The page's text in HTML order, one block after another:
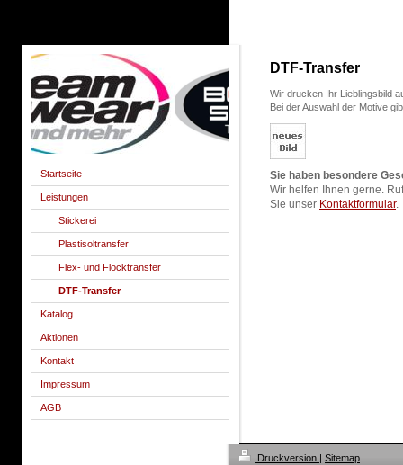
Startseite
Leistungen
Stickerei
Plastisoltransfer
Flex- und Flocktransfer
DTF-Transfer
Katalog
Aktionen
Kontakt
Impressum
AGB
DTF-Transfer
Wir drucken Ihr Lieblingsbild
Bei der Auswahl der Motive
Sie haben besondere
Wir helfen Ihnen gerne.
Sie unser Kontaktformular.
Druckversion | Sitemap